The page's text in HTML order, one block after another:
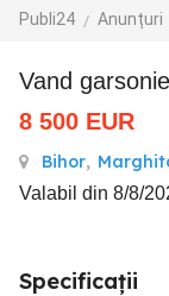
Publi24 Anunțuri
Vand
8 500 EUR
Bihor,
Valabil din 8/8/
Specificații